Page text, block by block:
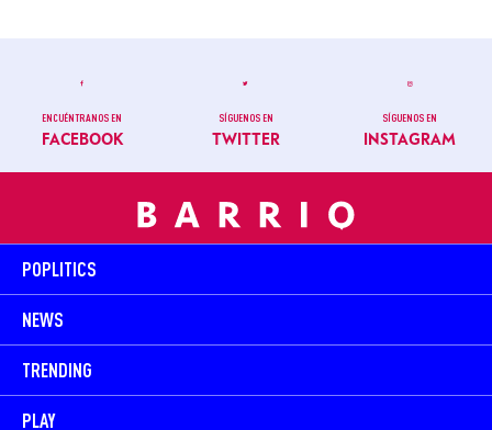
ENCUÉNTRANOS EN
FACEBOOK
SÍGUENOS EN
TWITTER
SÍGUENOS EN
INSTAGRAM
POPLITICS
NEWS
TRENDING
PLAY